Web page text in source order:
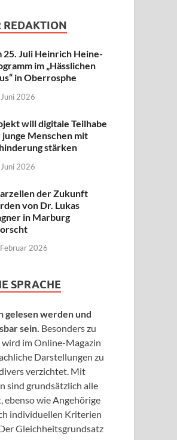
REDAKTION
25. Juli Heinrich Heine-
im „Hässlichen
in Oberrosphe
2026
will digitale Teilhabe
Menschen mit
stärken
2026
der Zukunft
von Dr. Lukas
in Marburg
2026
SPRACHE
gelesen werden und
sein. Besonders zu
im Online-Magazin
Darstellungen zu
verzichtet. Mit
sind grundsätzlich alle
ebenso wie Angehörige
individuellen Kriterien
Gleichheitsgrundsatz